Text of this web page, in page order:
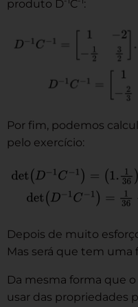
produto D C :
Por fim, podemos
pelo exercício:
Depois de muito
Mas será que tem uma
Da mesma forma que
usar das propriedades